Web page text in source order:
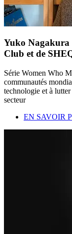
Yuko
Club et de
Série Women Who
communautés
technologie et à
secteur
EN SAVOIR